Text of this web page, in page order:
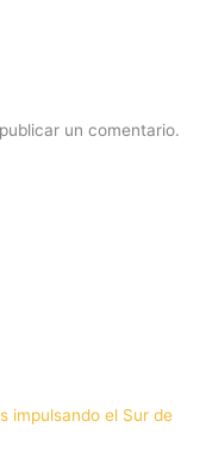
un comentario.
impulsando el Sur de